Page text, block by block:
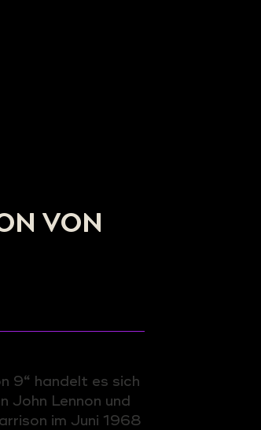
VON
9“ handelt es sich
John Lennon und
im Juni 1968